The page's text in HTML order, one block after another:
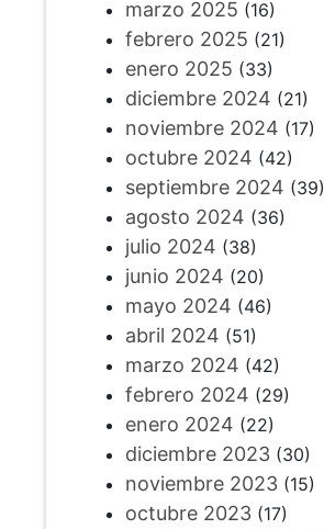
marzo 2025 (16)
febrero 2025 (21)
enero 2025 (33)
diciembre 2024 (21)
noviembre 2024 (17)
octubre 2024 (42)
septiembre 2024 (39)
agosto 2024 (36)
julio 2024 (38)
junio 2024 (20)
mayo 2024 (46)
abril 2024 (51)
marzo 2024 (42)
febrero 2024 (29)
enero 2024 (22)
diciembre 2023(30)
noviembre 2023(15)
octubre 2023(17)